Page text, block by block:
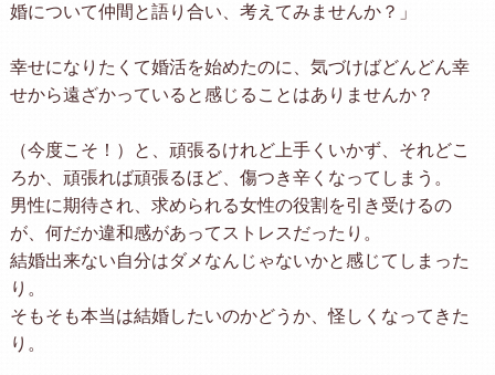
婚について仲間と語り合い、考えてみませんか？」
幸せになりたくて婚活を始めたのに、気づけばどんどん幸
せから遠ざかっていると感じることはありませんか？
（今度こそ！）と、頑張るけれど上手くいかず、それどこ
ろか、頑張れば頑張るほど、傷つき辛くなってしまう。
男性に期待され、求められる女性の役割を引き受けるの
が、何だか違和感があってストレスだったり。
結婚出来ない自分はダメなんじゃないかと感じてしまった
り。
そもそも本当は結婚したいのかどうか、怪しくなってきた
り。